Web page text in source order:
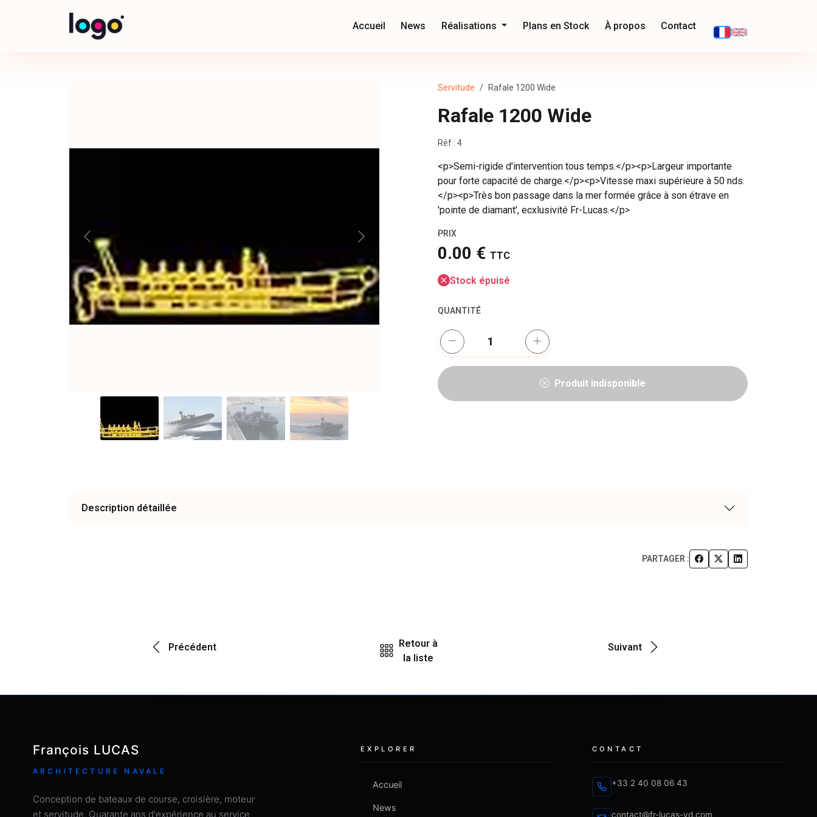
Accueil News Réalisations Plans en Stock À propos Contact
Servitude Rafale 1200 Wide
Rafale 1200 Wide
Réf : 4
<p>Semi-rigide d'intervention tous temps.</p><p>Largeur importante
pour forte capacité de charge.</p><p>Vitesse maxi supérieure à 50 nds.
</p><p>Très bon passage dans la mer formée grâce à son étrave en
'pointe de diamant', ecxlusivité Fr-Lucas.</p>
PRIX
0.00 € TTC
Stock épuisé
QUANTITÉ
Produit indisponible
Description détaillée
PARTAGER :
Précédent
Retour à
la liste
Suivant
François LUCAS
ARCHITECTURE NAVALE
Conception de bateaux de course, croisière, moteur
et servitude. Quarante ans d'expérience au service
EXPLORER
Accueil
News
CONTACT
+33 2 40 08 06 43
contact@fr-lucas-yd.com